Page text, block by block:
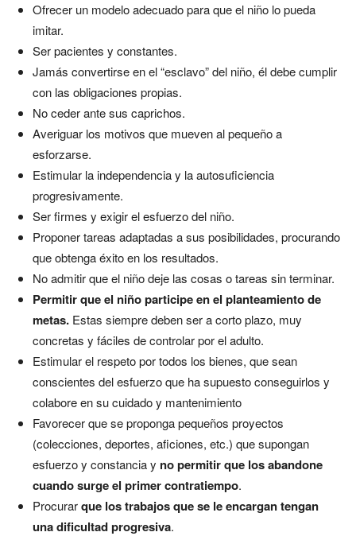
Ofrecer un modelo adecuado para que el niño lo pueda
imitar.
Ser pacientes y constantes.
Jamás convertirse en el “esclavo” del niño, él debe cumplir
con las obligaciones propias.
No ceder ante sus caprichos.
Averiguar los motivos que mueven al pequeño a
esforzarse.
Estimular la independencia y la autosuficiencia
progresivamente.
Ser firmes y exigir el esfuerzo del niño.
Proponer tareas adaptadas a sus posibilidades, procurando
que obtenga éxito en los resultados.
No admitir que el niño deje las cosas o tareas sin terminar.
Permitir que el niño participe en el planteamiento de
metas. Estas siempre deben ser a corto plazo, muy
concretas y fáciles de controlar por el adulto.
Estimular el respeto por todos los bienes, que sean
conscientes del esfuerzo que ha supuesto conseguirlos y
colabore en su cuidado y mantenimiento
Favorecer que se proponga pequeños proyectos
(colecciones, deportes, aficiones, etc.) que supongan
esfuerzo y constancia y no permitir que los abandone
cuando surge el primer contratiempo.
Procurarque los trabajos que se le encargan tengan
una dificultad progresiva.